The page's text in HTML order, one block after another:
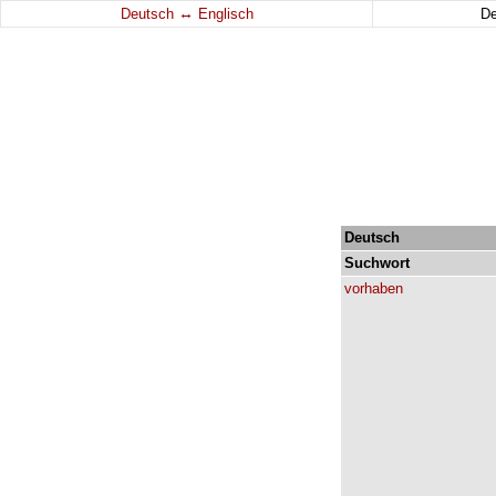
Deutsch ↔ Englisch
Deutsch
Suchwort
vorhaben